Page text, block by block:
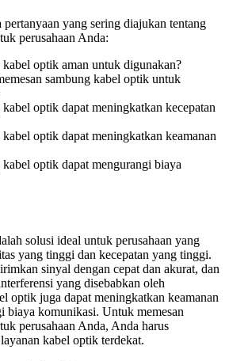
yang sering diajukan tentang
perusahaan Anda:
optik aman untuk digunakan?
sambung kabel optik untuk
optik dapat meningkatkan kecepatan
optik dapat meningkatkan keamanan
optik dapat mengurangi biaya
solusi ideal untuk perusahaan yang
yang tinggi dan kecepatan yang tinggi.
sinyal dengan cepat dan akurat, dan
yang disebabkan oleh
optik juga dapat meningkatkan keamanan
biaya komunikasi. Untuk memesan
perusahaan Anda, Anda harus
kabel optik terdekat.